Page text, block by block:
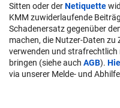
Sitten oder derNetiquette
KMM zuwiderlaufende
Schadenersatz gegenüber
machen, die Nutzer-Daten
verwenden und strafrechtlich
bringen (siehe auch AGB).
via unserer Melde- und